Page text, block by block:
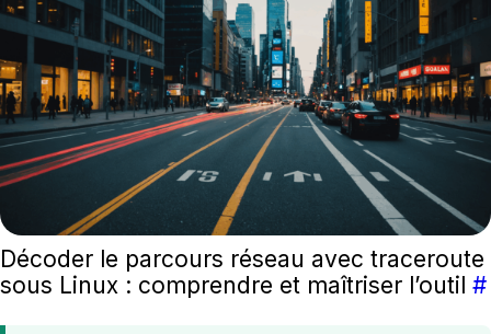
Décoder le parcours réseau avec traceroute
sous Linux : comprendre et maîtriser l’outil #